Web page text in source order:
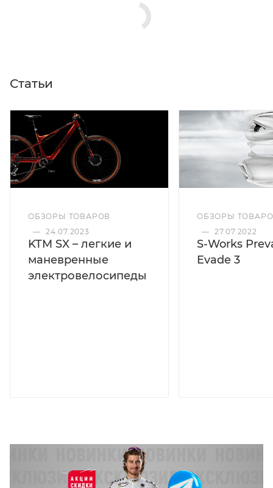
Статьи
ОБЗОРЫ ТОВАРОВ
— 24.07.2023
KTM SX – легкие и
маневренные
электровелосипеды
ОБЗОРЫ
— 27.07.2022
S-Works
Evade 3